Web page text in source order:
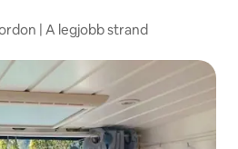
| A legjobb strand